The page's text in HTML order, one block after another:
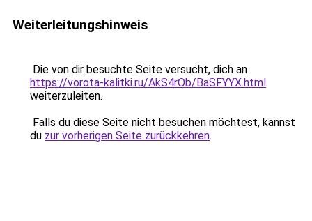
Weiterleitungshinweis
Die von dir besuchte Seite versucht, dich an
https://vorota-kalitki.ru/AkS4rOb/BaSFYYX.html
weiterzuleiten.
Falls du diese Seite nicht besuchen möchtest, kannst
du zur vorherigen Seite zurückkehren.